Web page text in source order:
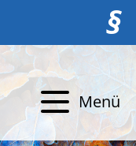
§
Menü